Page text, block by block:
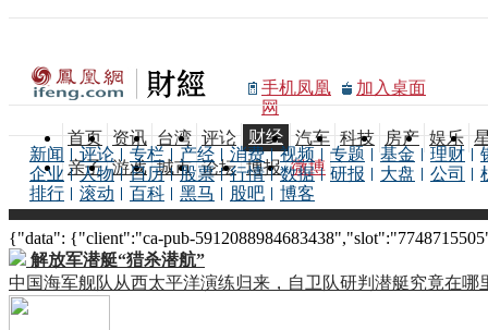
手机凤凰
网
加入桌面
首页 资讯 台湾 评论 财经 汽车 科技 房产 娱乐
亲子 游戏 城市 论坛 博报 微博
新闻 评论 专栏 产经 消费 视频 专题 基金 理财
企业
人物 日历 股票 行情 数据 研报 大盘 公司
排行
滚动 百科 黑马 股吧 博客
{"data": {"client":"ca-pub-
解放军潜艇“猎杀潜航”
中国海军舰队从西太平洋演练归来，自卫队研判潜艇究竟在哪